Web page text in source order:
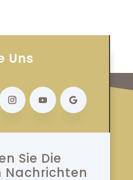
Uns
Sie Die
Nachrichten